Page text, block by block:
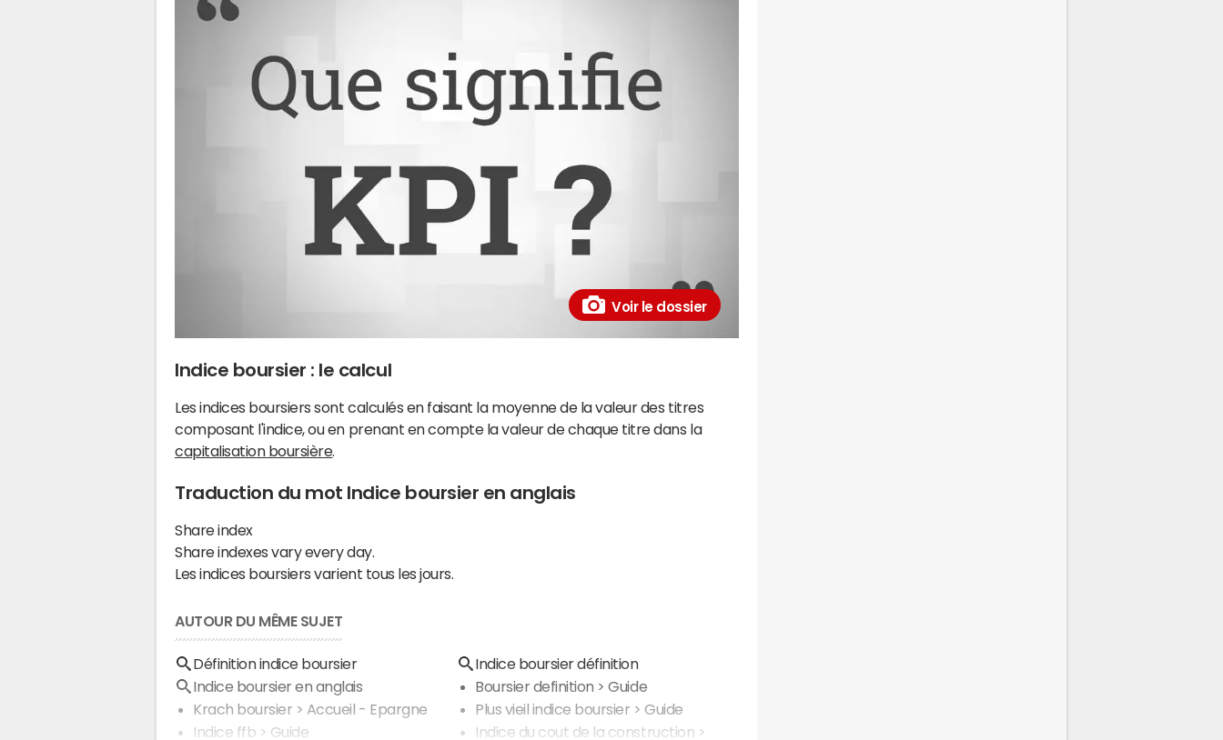
Voir le dossier
Indice boursier : le calcul
Les indices boursiers sont calculés en faisant la moyenne de la valeur des titres
composant l'indice, ou en prenant en compte la valeur de chaque titre dans la
capitalisation boursière.
Traduction du mot Indice boursier en anglais
Share index
Share indexes vary every day.
Les indices boursiers varient tous les jours.
AUTOUR DU MÊME SUJET
Définition indice boursier
Indice boursier définition
Indice boursier en anglais
Boursier definition > Guide
Krach boursier > Accueil - Epargne Plus vieil indice boursier > Guide
Indice ffb > Guide Indice du cout de la construction >